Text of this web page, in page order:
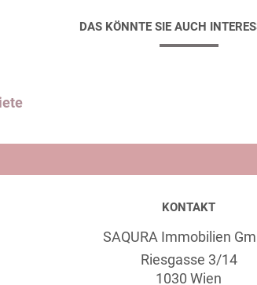
DAS KÖNNTE SIE AUCH
KONTAKT
SAQURA Immobilien
Riesgasse 3/14
1030 Wien